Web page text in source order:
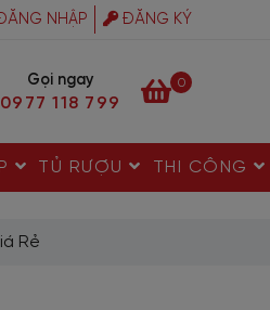
NHẬP ĐĂNG KÝ
Gọi ngay
0977 118 799
0
TỦ RƯỢU THI CÔNG
Rẻ